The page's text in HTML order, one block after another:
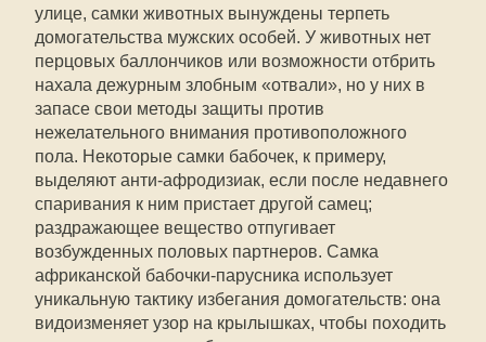
улице, самки животных вынуждены терпеть
домогательства мужских особей. У животных нет
перцовых баллончиков или возможности отбрить
нахала дежурным злобным «отвали», но у них в
запасе свои методы защиты против
нежелательного внимания противоположного
пола. Некоторые самки бабочек, к примеру,
выделяют анти-афродизиак, если после недавнего
спаривания к ним пристает другой самец;
раздражающее вещество отпугивает
возбужденных половых партнеров. Самка
африканской бабочки-парусника использует
уникальную тактику избегания домогательств: она
видоизменяет узор на крылышках, чтобы походить